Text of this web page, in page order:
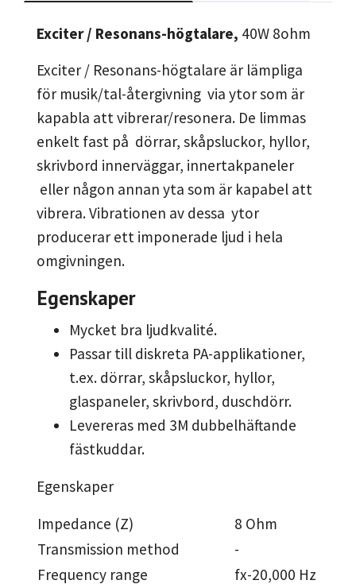
Exciter / Resonans-högtalare, 40W 8ohm
Exciter / Resonans-högtalare är lämpliga
för musik/tal-återgivning via ytor som är
kapabla att vibrerar/resonera. De limmas
enkelt fast på dörrar, skåpsluckor, hyllor,
skrivbord innerväggar, innertakpaneler
eller någon annan yta som är kapabel att
vibrera. Vibrationen av dessa ytor
producerar ett imponerade ljud i hela
omgivningen.
Egenskaper
Mycket bra ljudkvalité.
Passar till diskreta PA-applikationer,
t.ex. dörrar, skåpsluckor, hyllor,
glaspaneler, skrivbord, duschdörr.
Levereras med 3M dubbelhäftande
fästkuddar.
Egenskaper
Impedance (Z)
8 Ohm
Transmission method
-
Frequency range
fx-20,000 Hz